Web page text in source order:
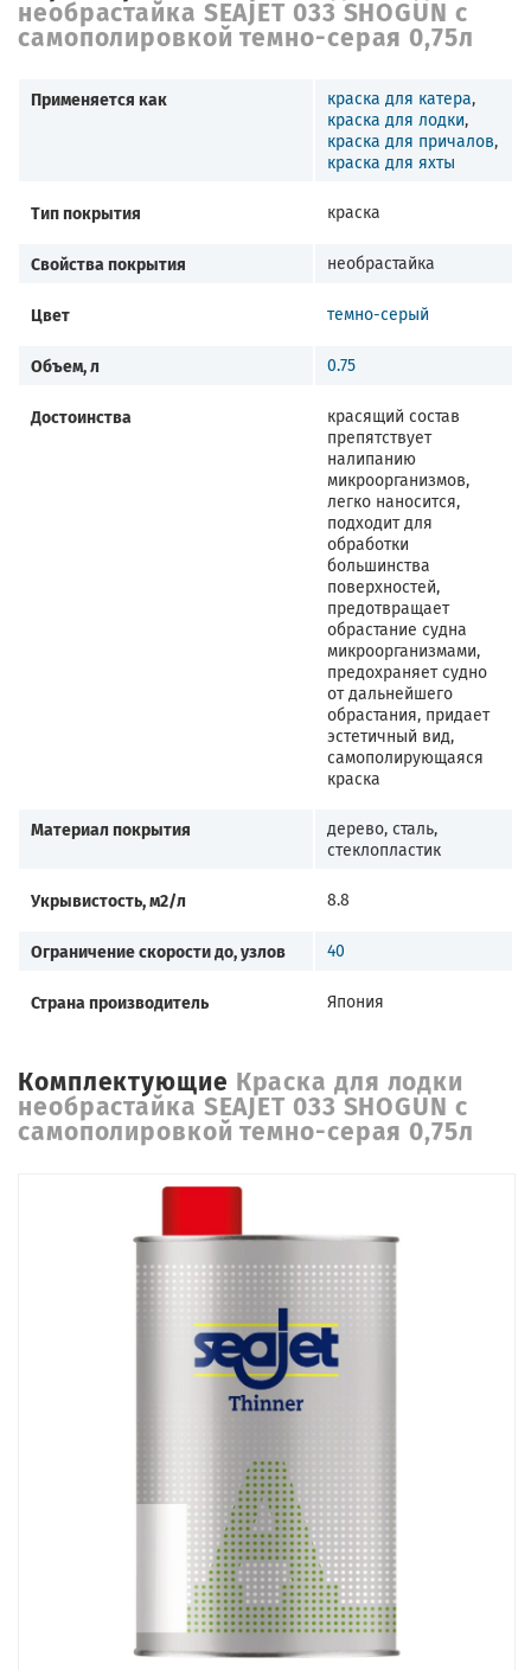
необрастайка SEAJET 033 SHOGUN с
самополировкой темно-серая 0,75л
Применяется как краска для катера,
краска для лодки,
краска для причалов,
краска для яхты
Тип покрытия краска
Свойства покрытия необрастайка
Цвет темно-серый
Объем, л 0.75
Достоинства
красящий состав
препятствует
налипанию
микроорганизмов,
легко наносится,
подходит для
обработки
большинства
поверхностей,
предотвращает
обрастание судна
микроорганизмами,
предохраняет судно
от дальнейшего
обрастания, придает
эстетичный вид,
самополирующаяся
краска
Материал покрытия
дерево, сталь,
стеклопластик
Укрывистость, м2/л 8.8
Ограничение скорости до, узлов 40
Страна производитель Япония
Комплектующие Краска для лодки
необрастайка SEAJET 033 SHOGUN с
самополировкой темно-серая 0,75л